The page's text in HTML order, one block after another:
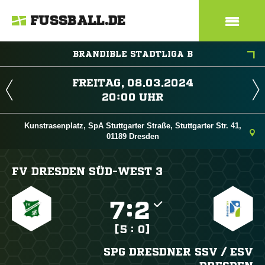
FUSSBALL.DE
BRANDIBLE STADTLIGA B
 
 
Kunstrasenplatz, SpA Stuttgarter Straße, Stuttgarter Str. 41,
01189 Dresden
FV DRESDEN SÜD-WEST 3
:
[5 : 0]
SPG DRESDNER SSV /​ ESV